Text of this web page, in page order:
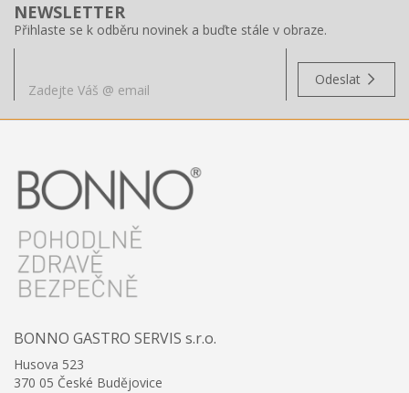
NEWSLETTER
Přihlaste se k odběru novinek a buďte stále v obraze.
Odeslat
BONNO GASTRO SERVIS s.r.o.
Husova 523
370 05 České Budějovice